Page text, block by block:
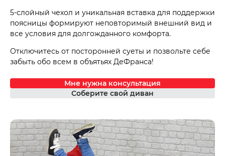
5-слойный чехол и уникальная вставка для поддержки
поясницы формируют неповторимый внешний вид и
все условия для долгожданного комфорта.
Отключитесь от посторонней суеты и позвольте себе
забыть обо всем в объятьях ДеФранса!
Мне нужна консультация
Соберите свой диван